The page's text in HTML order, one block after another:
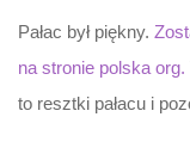
Pałac był piękny.
na stronie polska org.
to resztki pałacu i